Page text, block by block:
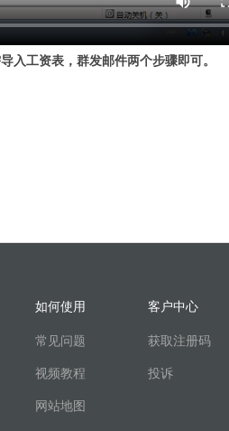
入工资表，群发邮件两个步骤即可。
如何使用
常见问题
视频教程
网站地图
客户中心
获取注册码
投诉